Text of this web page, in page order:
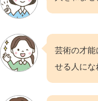
芸術の才能
せる人にな